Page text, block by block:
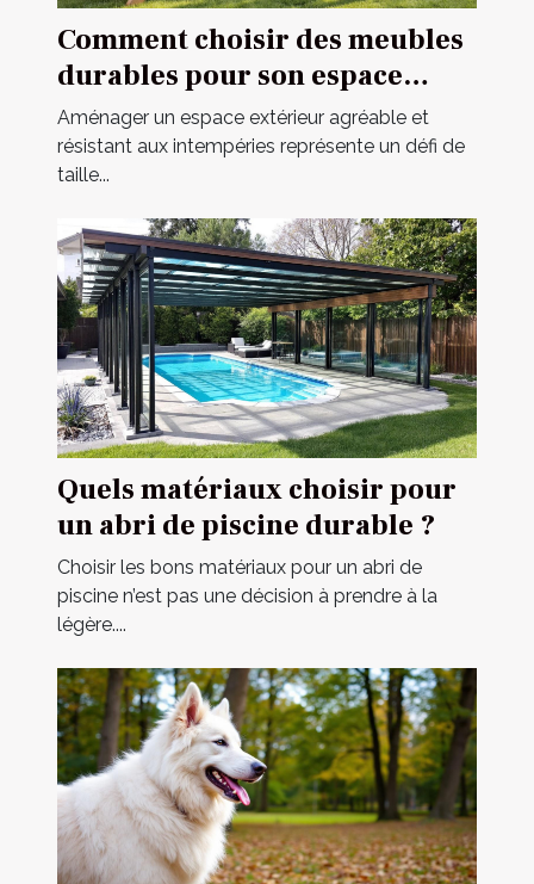
Comment choisir des meubles
durables pour son espace
extérieur ?
Aménager un espace extérieur agréable et
résistant aux intempéries représente un défi de
taille...
Quels matériaux choisir pour
un abri de piscine durable ?
Choisir les bons matériaux pour un abri de
piscine n’est pas une décision à prendre à la
légère....